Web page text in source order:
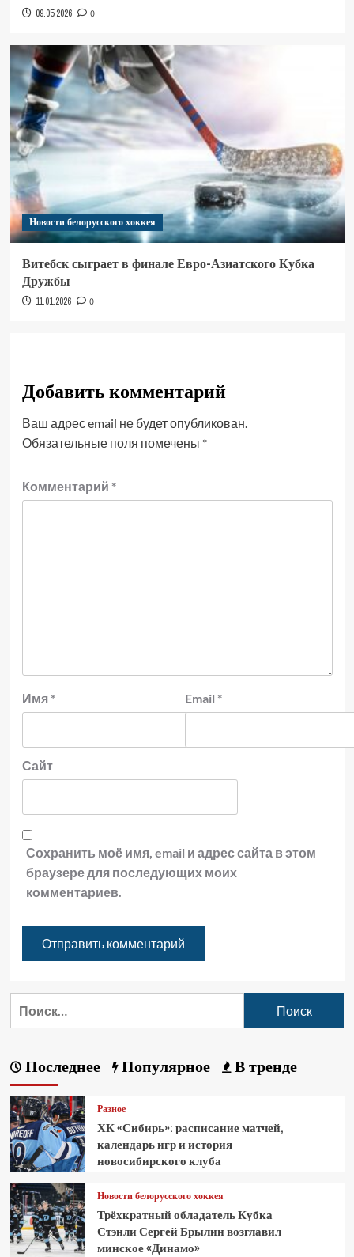
09.05.2026 0
Новости белорусского хоккея
Витебск сыграет в финале Евро-Азиатского Кубка
Дружбы
11.01.2026 0
Добавить комментарий
Ваш адрес email не будет опубликован.
Обязательные поля помечены *
Комментарий *
Имя * Email *
Сайт
Сохранить моё имя, email и адрес сайта в этом
браузере для последующих моих
комментариев.
Последнее Популярное В тренде
Разное
ХК «Сибирь»: расписание матчей,
календарь игр и история
новосибирского клуба
Новости белорусского хоккея
Трёхкратный обладатель Кубка
Стэнли Сергей Брылин возглавил
минское «Динамо»